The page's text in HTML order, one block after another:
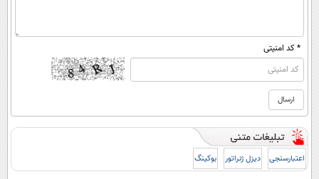
* کد امنیتی
اعتبارسنجی دیزل ژنراتور بوکینگ